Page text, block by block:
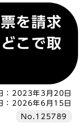
を請求
こで取
： 2023年3月20日
： 2026年6月15日
No.125789